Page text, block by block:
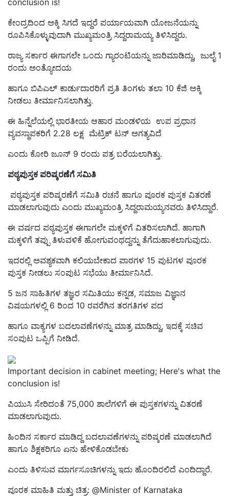
conclusion is!
ಕೇಂದ್ರದಿಂದ ಅಕ್ಕಿ ಸಿಗದೆ ಇದ್ದರೆ ಪರ್ಯಾಯವಾಗಿ ಯೋಜನೆಯನ್ನು
ರೂಪಿಸಿಕೊಳ್ಳುವುದಾಗಿ ಮುಖ್ಯಮಂತ್ರಿ ಸಿದ್ದರಾಮಯ್ಯ ತಿಳಿಸಿದ್ದರು.
ರಾಜ್ಯ ಸರ್ಕಾರ ಈಗಾಗಲೇ ಒಂದು ಗ್ಯಾರಂಟಿಯನ್ನು ಜಾರಿಮಾಡಿದ್ದು, ಜುಲೈ 1
ರಂದು ಅಂತ್ಯೋದಯ
ಹಾಗೂ ಬಿಪಿಎಲ್‌ ಕಾರ್ಡುದಾರರಿಗೆ ಪ್ರತಿ ತಿಂಗಳು ತಲಾ 10 ಕೆಜಿ ಅಕ್ಕಿ
ನೀಡಲು ತೀರ್ಮಾನಿಸಲಾಗಿತ್ತು.
ಈ ಹಿನ್ನೆಲೆಯಲ್ಲಿ ಭಾರತೀಯ ಆಹಾರ ಮಂಡಳಿಯ ಉಪ ಪ್ರಧಾನ
ವ್ಯವಸ್ಥಾಪಕರಿಗೆ 2.28 ಲಕ್ಷ ಮೆಟ್ರಿಕ್‌ ಟನ್ ಅಗತ್ಯವಿದೆ
ಎಂದು ಕೋರಿ ಜೂನ್‌ 9 ರಂದು ಪತ್ರ ಬರೆಯಲಾಗಿತ್ತು.
ಪಠ್ಯಪುಸ್ತಕ ಪರಿಷ್ಕರಣೆಗೆ ಸಮಿತಿ
ಪಠ್ಯಪುಸ್ತಕ ಪರಿಷ್ಕರಣೆಗೆ ಸಮಿತಿ ರಚನೆ ಹಾಗೂ ಪೂರಕ ಪುಸ್ತಕ ವಿತರಣೆ
ಮಾಡಲಾಗುವುದು ಎಂದು ಮುಖ್ಯಮಂತ್ರಿ ಸಿದ್ದರಾಮಯ್ಯನವರು ತಿಳಿಸಿದ್ದಾರೆ.
ಈ ವರ್ಷದ ಪಠ್ಯಪುಸ್ತಕ ಈಗಾಗಲೇ ಮಕ್ಕಳಿಗೆ ವಿತರಿಸಲಾಗಿದೆ. ಹಾಗಾಗಿ
ಮಕ್ಕಳಿಗೆ ತಪ್ಪು ತಿಳುವಳಿಕೆ ಹೋಗುವಂಥದ್ದನ್ನು ತೆಗೆದುಹಾಕಲಾಗುವುದು.
ಇದರಲ್ಲಿ ಅವಶ್ಯಕವಾಗಿ ಕಲಿಯಬೇಕಾದ ಪಾಠಗಳ 15 ಪುಟಗಳ ಪೂರಕ
ಪುಸ್ತಕ ನೀಡಲು ಸಂಪುಟ ಸಭೆಯು ತೀರ್ಮಾನಿಸಿದೆ.
5 ಜನ ಸಾಹಿತಿಗಳ ತಜ್ಞರ ಸಮಿತಿಯು ಕನ್ನಡ, ಸಮಾಜ ವಿಜ್ಞಾನ
ವಿಷಯಗಳಲ್ಲಿ 6 ರಿಂದ 10 ರವರೆಗಿನ ತರಗತಿಗಳ ಪದ
ಹಾಗೂ ವಾಕ್ಯಗಳ ಬದಲಾವಣೆಗಳನ್ನು ಮಾತ್ರ ಮಾಡಿದ್ದು, ಇದಕ್ಕೆ ಸಚಿವ
ಸಂಪುಟ ಒಪ್ಪಿಗೆ ನೀಡಿದೆ.
Important decision in cabinet meeting; Here's what the
conclusion is!
ಪಿಯುಸಿ ಸೇರಿದಂತೆ 75,000 ಶಾಲೆಗಳಿಗೆ ಈ ಪುಸ್ತಕಗಳನ್ನು ವಿತರಣೆ
ಮಾಡಲಾಗುವುದು.
ಹಿಂದಿನ ಸರ್ಕಾರ ಮಾಡಿದ್ದ ಬದಲಾವಣೆಗಳನ್ನು ಪರಿಷ್ಕರಣೆ ಮಾಡಲಾಗಿದೆ
ಹಾಗೂ ಶಿಕ್ಷಕರಿಗೂ ಏನು ಹೇಳಿಕೊಡಬೇಕು
ಎಂದು ತಿಳಿಸುವ ಮಾರ್ಗಸೂಚಿಗಳನ್ನು ಇದು ಹೊಂದಿರಲಿದೆ ಎಂದಿದ್ದಾರೆ.
ಪೂರಕ ಮಾಹಿತಿ ಮತ್ತು ಚಿತ್ರ: @Minister of Karnataka